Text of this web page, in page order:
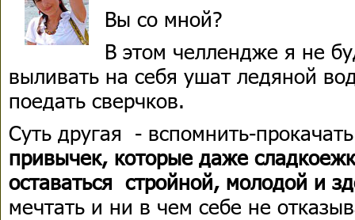
Вы со мной?
В этом челлендже я не
выливать на себя ушат ледяной
поедать сверчков.
Суть другая - вспомнить-
привычек, которые даже
оставаться стройной, молодой и
мечтать и ни в чем себе не